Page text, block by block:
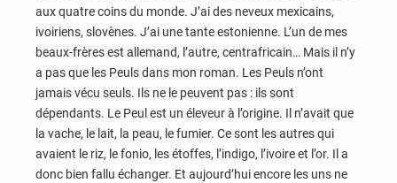
aux quatre coins du monde. J’ai des neveux mexicains,
ivoiriens, slovènes. J’ai une tante estonienne. L’un de mes
beaux-frères est allemand, l’autre, centrafricain… Mais il n’y
a pas que les Peuls dans mon roman. Les Peuls n’ont
jamais vécu seuls. Ils ne le peuvent pas : ils sont
dépendants. Le Peul est un éleveur à l’origine. Il n’avait que
la vache, le lait, la peau, le fumier. Ce sont les autres qui
avaient le riz, le fonio, les étoffes, l’indigo, l’ivoire et l’or. Il a
donc bien fallu échanger. Et aujourd’hui encore les uns ne